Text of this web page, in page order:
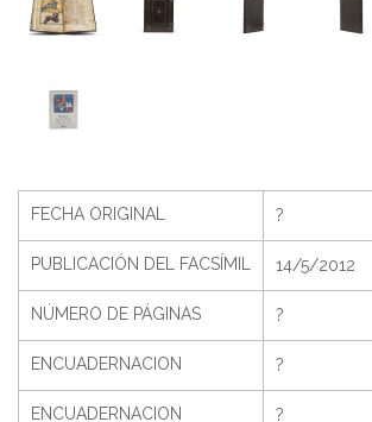
FECHA ORIGINAL ?
PUBLICACIÓN DEL FACSÍMIL 14/5/2012
NÚMERO DE PÁGINAS ?
ENCUADERNACION ?
ENCUADERNACION ?